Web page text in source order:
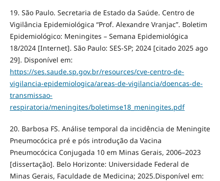
19. São Paulo. Secretaria de Estado da Saúde. Centro de
Vigilância Epidemiológica “Prof. Alexandre Vranjac”. Boletim
Epidemiológico: Meningites – Semana Epidemiológica
18/2024 [Internet]. São Paulo: SES-SP; 2024 [citado 2025 ago
29]. Disponível em:
https://ses.saude.sp.gov.br/resources/cve-centro-de-
vigilancia-epidemiologica/areas-de-vigilancia/doencas-de-
transmissao-
respiratoria/meningites/boletimse18_meningites.pdf
20. Barbosa FS. Análise temporal da incidência de Meningite
Pneumocócica pré e pós introdução da Vacina
Pneumocócica Conjugada 10 em Minas Gerais, 2006–2023
[dissertação]. Belo Horizonte: Universidade Federal de
Minas Gerais, Faculdade de Medicina; 2025.Disponível em: